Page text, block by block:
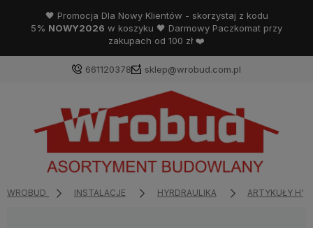
🖤 Promocja Dla Nowy Klientów - skorzystaj z kodu
5% NOWY2026 w koszyku 🖤 Darmowy Paczkomat przy
zakupach od 100 zł ❤️
661120378 sklep@wrobud.com.pl
WROBUD INSTALACJE HYRDRAULIKA ARTYKUŁY